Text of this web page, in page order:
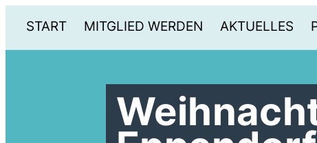
START MITGLIED WERDEN AKTUELLES